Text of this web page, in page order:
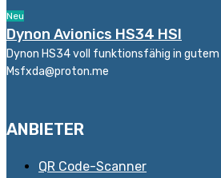
Neu
Dynon Avionics HS34 HSI
Dynon HS34 voll funktionsfähig in
Msfxda@proton.me
ANBIETER
QR Code-Scanner